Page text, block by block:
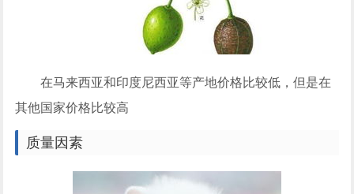
在马来西亚和印度尼西亚等产地价格比较低，但是在
其他国家价格比较高
质量因素